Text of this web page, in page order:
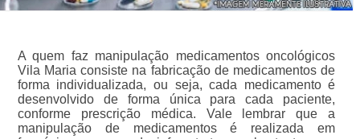
A quem faz manipulação medicamentos oncológicos
Vila Maria consiste na fabricação de medicamentos de
forma individualizada, ou seja, cada medicamento é
desenvolvido de forma única para cada paciente,
conforme prescrição médica. Vale lembrar que a
manipulação de medicamentos é realizada em